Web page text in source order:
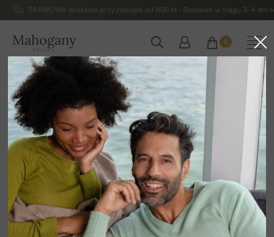
DARMOWA dostawa przy zakupie od 800 zł – Dostawa w ciągu 3-4
Mahogany
POLSKA
0
Strona główna Damskie swetry z kaszmiru